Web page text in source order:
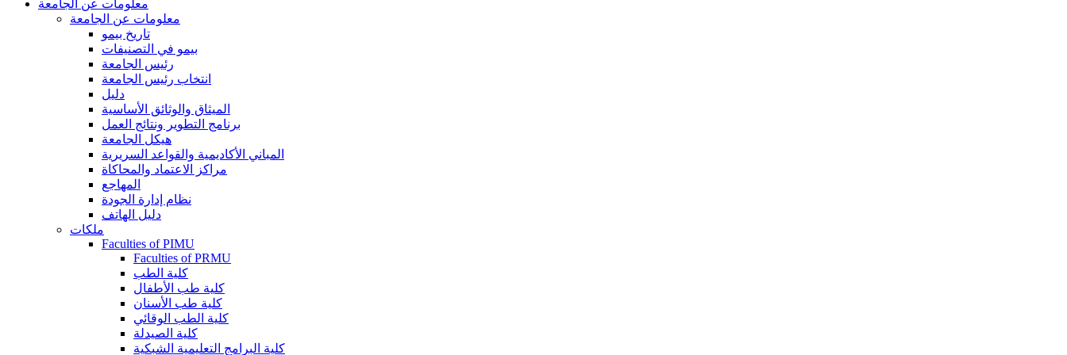
معلومات عن الجامعة
معلومات عن الجامعة
تاريخ بيمو
بيمو في التصنيفات
رئيس الجامعة
انتخاب رئيس الجامعة
دليل
الميثاق والوثائق الأساسية
برنامج التطوير ونتائج العمل
هيكل الجامعة
المباني الأكاديمية والقواعد السريرية
مراكز الاعتماد والمحاكاة
المهاجع
نظام إدارة الجودة
دليل الهاتف
ملكات
Faculties of PIMU
Faculties of PRMU
كلية الطب
كلية طب الأطفال
كلية طب الأسنان
كلية الطب الوقائي
كلية الصيدلة
كلية البرامج التعليمية الشبكية